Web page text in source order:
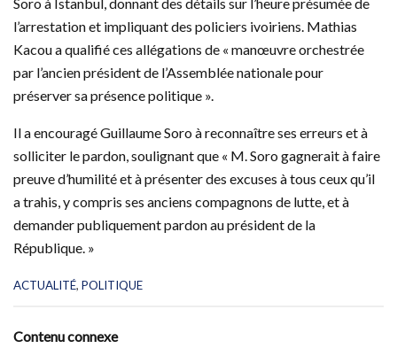
Soro à Istanbul, donnant des détails sur l’heure présumée de
l’arrestation et impliquant des policiers ivoiriens. Mathias
Kacou a qualifié ces allégations de « manœuvre orchestrée
par l’ancien président de l’Assemblée nationale pour
préserver sa présence politique ».
Il a encouragé Guillaume Soro à reconnaître ses erreurs et à
solliciter le pardon, soulignant que « M. Soro gagnerait à faire
preuve d’humilité et à présenter des excuses à tous ceux qu’il
a trahis, y compris ses anciens compagnons de lutte, et à
demander publiquement pardon au président de la
République. »
C
e
ACTUALITÉ, POLITIQUE
Contenu connexe